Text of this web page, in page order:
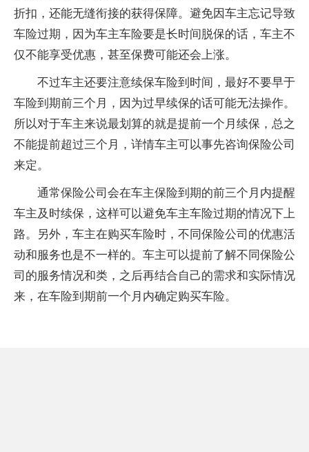
折扣，还能无缝衔接的获得保障。避免因车主忘记导致
车险过期，因为车主车险要是长时间脱保的话，车主不
仅不能享受优惠，甚至保费可能还会上涨。
不过车主还要注意续保车险到时间，最好不要早于
车险到期前三个月，因为过早续保的话可能无法操作。
所以对于车主来说最划算的就是提前一个月续保，总之
不能提前超过三个月，详情车主可以事先咨询保险公司
来定。
通常保险公司会在车主保险到期的前三个月内提醒
车主及时续保，这样可以避免车主车险过期的情况下上
路。另外，车主在购买车险时，不同保险公司的优惠活
动和服务也是不一样的。车主可以提前了解不同保险公
司的服务情况和类，之后再结合自己的需求和实际情况
来，在车险到期前一个月内确定购买车险。